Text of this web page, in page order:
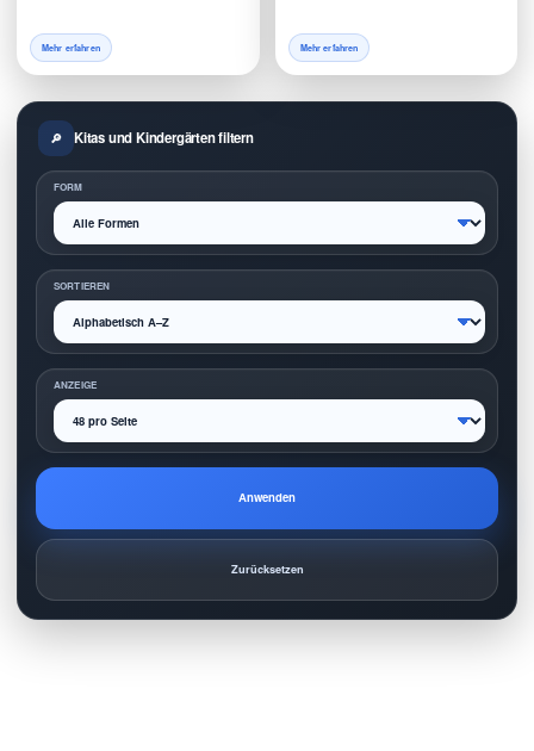
Mehr erfahren Mehr erfahren
Kitas und Kindergärten filtern
FORM
SORTIEREN
ANZEIGE
Anwenden
Zurücksetzen